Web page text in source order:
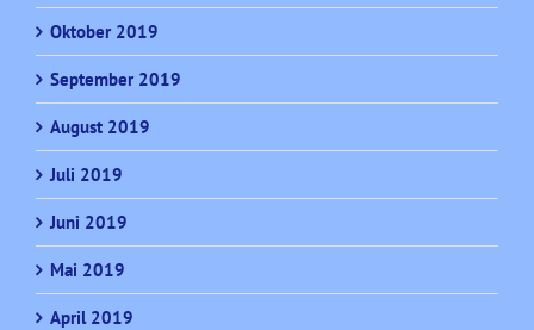
Oktober 2019
September 2019
August 2019
Juli 2019
Juni 2019
Mai 2019
April 2019